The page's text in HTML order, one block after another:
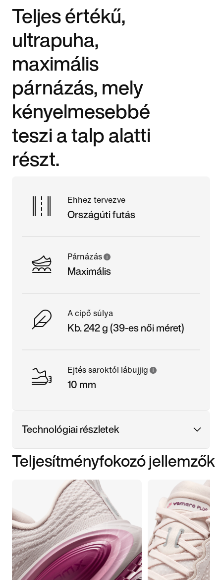
Teljes értékű,
ultrapuha,
maximális
párnázás, mely
kényelmesebbé
teszi a talp alatti
részt.
Ehhez tervezve
Országúti futás
Párnázás
Maximális
A cipő súlya
Kb. 242 g (39-es női méret)
Ejtés saroktól lábujjig
10 mm
Technológiai részletek
Teljesítményfokozó jellemzők